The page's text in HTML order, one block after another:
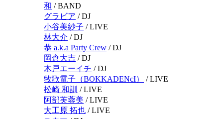
和 /BAND
グラビア /DJ
小谷美紗子 /LIVE
林大介 /DJ
恭 a.k.a Party Crew /DJ
岡倉大吉 /DJ
木戸エーイチ /DJ
牧歌電子（BOKKADENcI）
/LIVE
松崎 和訓
/LIVE
阿部芙蓉美 /LIVE
大工原 拓也 /LIVE